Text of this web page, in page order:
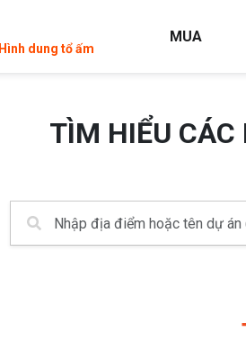
Hình dung tổ ấm
MUA
TÌM HIỂU